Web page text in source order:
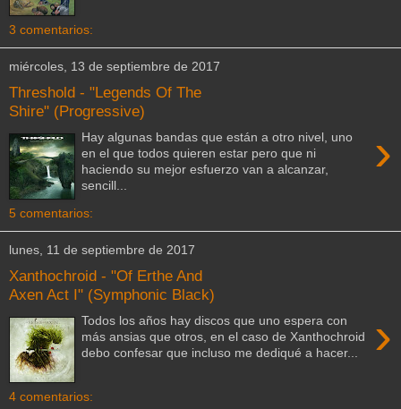
3 comentarios:
miércoles, 13 de septiembre de 2017
Threshold - "Legends Of The
Shire" (Progressive)
›
Hay algunas bandas que están a otro nivel, uno
en el que todos quieren estar pero que ni
haciendo su mejor esfuerzo van a alcanzar,
sencill...
5 comentarios:
lunes, 11 de septiembre de 2017
Xanthochroid - "Of Erthe And
Axen Act I" (Symphonic Black)
›
Todos los años hay discos que uno espera con
más ansias que otros, en el caso de Xanthochroid
debo confesar que incluso me dediqué a hacer...
4 comentarios: